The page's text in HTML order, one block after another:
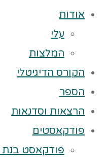
אודות
עלי
המלצות
הקורס הדיגיטלי
הספר
הרצאות וסדנאות
פודקאסטים
פודקאסט בנת